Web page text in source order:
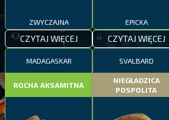
ZWYCZAJNA
CZYTAJ WIĘCEJ
EPICKA
CZYTAJ WIĘCEJ
MADAGASKAR
ROCHA AKSAMITNA
SVALBARD
NIEGŁADZICA
POSPOLITA